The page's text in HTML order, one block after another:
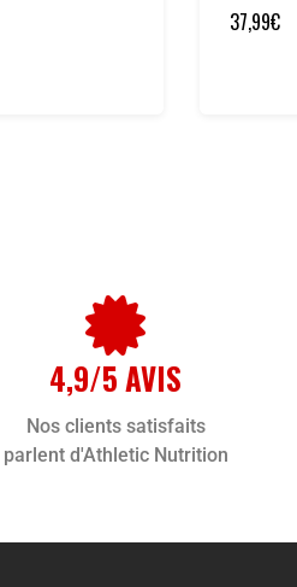
37,99€
4,9/5 AVIS
Nos clients satisfaits
parlent d'Athletic Nutrition